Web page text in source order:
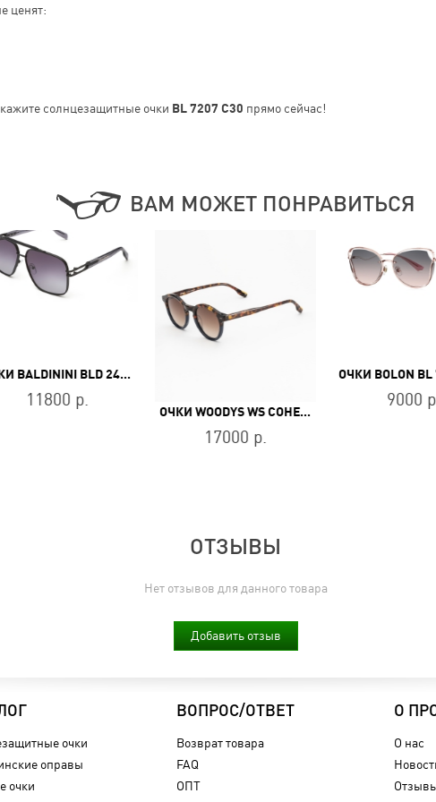
ценят:
солнцезащитные очки BL 7207 C30 прямо сейчас!
ВАМ МОЖЕТ ПОНРАВИТЬСЯ
ОЧКИ BALDININI BLD 2439 MM 103
11800 р.
ОЧКИ WOODYS WS COHEN 02
17000 р.
ОЧКИ BOLON BL
9000 р.
ОТЗЫВЫ
Нет отзывов для данного товара
Добавить отзыв
очки
оправы
очки
ВОПРОС/ОТВЕТ
Возврат товара
FAQ
ОПТ
О
О нас